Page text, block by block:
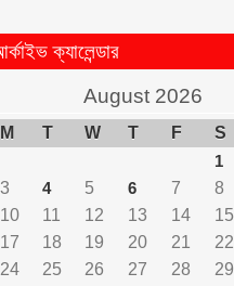
ক্যালেন্ডার
August 2026
M T W T F S
1
3
4 5 6 7 8
10
11 12 13 14 15
17
18 19 20 21 22
24
25 26 27 28 29